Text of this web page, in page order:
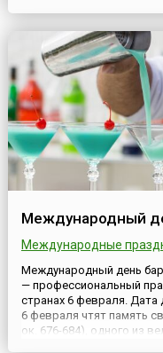
кажутся вполне
Международный
Международные
Международный день
— профессиональный
странах 6 февраля. Дата
6 февраля чтят память
ок. 676-684), одного из